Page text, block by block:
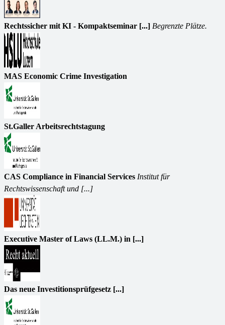
Rechtssicher mit KI - Kompaktseminar [...] Begrenzte Plätze.
MAS Economic Crime Investigation
St.Galler Arbeitsrechtstagung
CAS Compliance in Financial Services Institut für
Rechtswissenschaft und [...]
Executive Master of Laws (LL.M.) in [...]
Das neue Investitionsprüfgesetz [...]